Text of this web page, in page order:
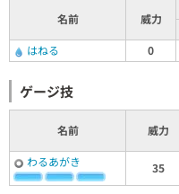
名前 威力
はねる
0
ゲージ技
名前 威力
わるあがき
35